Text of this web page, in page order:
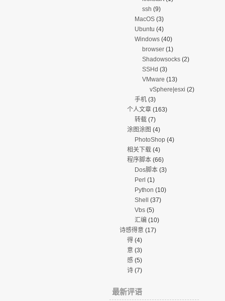
ssh (9)
MacOS(3)
Ubuntu (4)
Windows(40)
browser(1)
Shadowsocks(2)
SSHd (3)
VMware (13)
vSphere|esxi (2)
手机(3)
个人文章(163)
转载(7)
涂图涂图 (4)
PhotoShop(4)
相关下载(4)
程序脚本(66)
Dos脚本(3)
Perl (1)
Python (10)
Shell (37)
Vbs(5)
汇编 (10)
诗感得意(17)
得(4)
意(3)
感(5)
诗(7)
最新评语